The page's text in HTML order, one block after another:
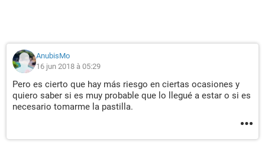
AnubisMo
16 jun 2018 à 05:29
Pero es cierto que hay más riesgo en ciertas ocasiones y
quiero saber si es muy probable que lo llegué a estar o si es
necesario tomarme la pastilla.